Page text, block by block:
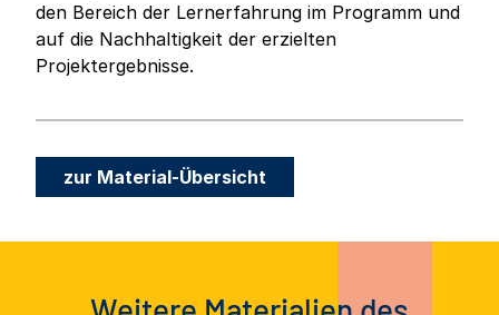
den Bereich der Lernerfahrung im Programm und
auf die Nachhaltigkeit der erzielten
Projektergebnisse.
zur Material-Übersicht